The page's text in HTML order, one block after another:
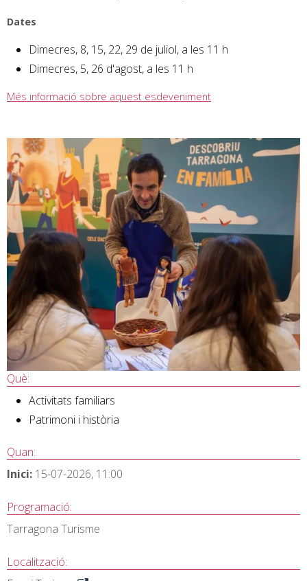
Dates
Dimecres, 8, 15, 22, 29 de juliol, a les 11 h
Dimecres, 5, 26 d'agost, a les 11 h
Més informació sobre aquest esdeveniment
Què:
Activitats familiars
Patrimoni i història
Quan:
Inici: 15-07-2026, 11:00
Programació:
Tarragona Turisme
Localització: